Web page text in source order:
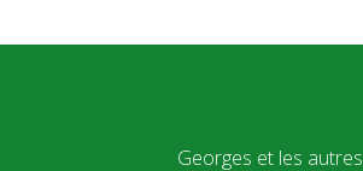
Georges et les autres